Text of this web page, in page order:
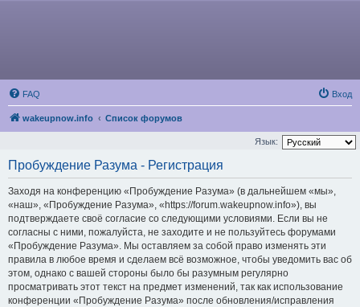
FAQ Вход
wakeupnow.info Список форумов
Язык:
Пробуждение Разума - Регистрация
Заходя на конференцию «Пробуждение Разума» (в дальнейшем «мы»,
«наш», «Пробуждение Разума», «https://forum.wakeupnow.info»), вы
подтверждаете своё согласие со следующими условиями. Если вы не
согласны с ними, пожалуйста, не заходите и не пользуйтесь форумами
«Пробуждение Разума». Мы оставляем за собой право изменять эти
правила в любое время и сделаем всё возможное, чтобы уведомить вас об
этом, однако с вашей стороны было бы разумным регулярно
просматривать этот текст на предмет изменений, так как использование
конференции «Пробуждение Разума» после обновления/исправления